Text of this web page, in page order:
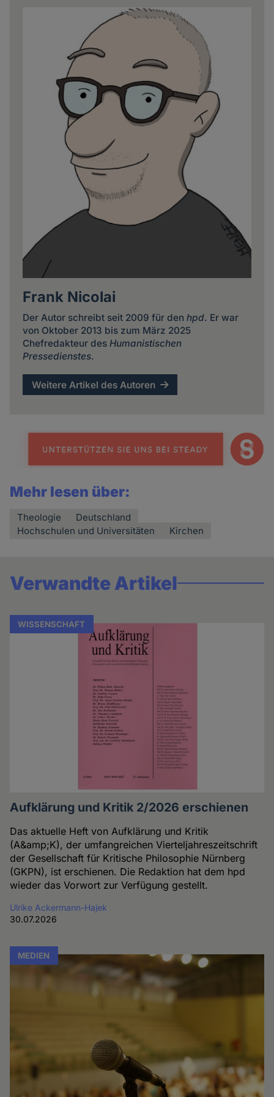
Frank Nicolai
Der Autor schreibt seit 2009 für den hpd. Er war
von Oktober 2013 bis zum März 2025
Chefredakteur des Humanistischen
Pressedienstes.
Weitere Artikel des Autoren
Mehr lesen über:
Theologie
Deutschland
Hochschulen und Universitäten
Kirchen
Verwandte Artikel
WISSENSCHAFT
Aufklärung und Kritik 2/2026 erschienen
Das aktuelle Heft von Aufklärung und Kritik
(A&amp;K), der umfangreichen Vierteljahreszeitschrift
der Gesellschaft für Kritische Philosophie Nürnberg
(GKPN), ist erschienen. Die Redaktion hat dem hpd
wieder das Vorwort zur Verfügung gestellt.
Ulrike Ackermann-Hajek
30.07.2026
MEDIEN